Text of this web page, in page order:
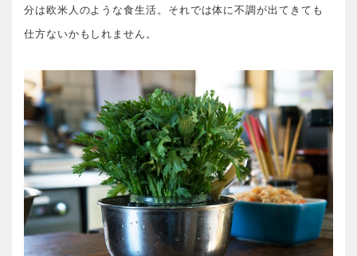
分は欧米人のような食生活。それでは体に不調が出てきても
仕方ないかもしれません。